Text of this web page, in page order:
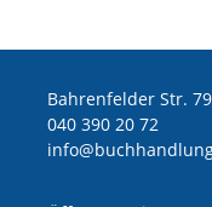
Bahrenfelder Str.
040 390 20 72
ed.nesnaitsirhc-